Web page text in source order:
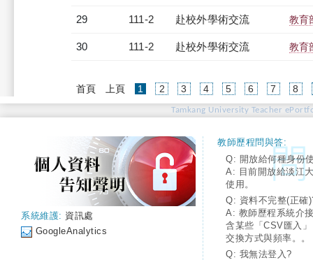
29 111-2 赴校外學術交流 教育
30 111-2 赴校外學術交流 教育
首頁 上頁 1 (current)
2 3 4 5 6 7 8
Tamkang University Teacher
系統維護: 資訊處
GoogleAnalytics
教師歷程問與答:
Q: 開放給何種身份
A: 目前開放給淡江
使用。
Q: 資料不完整(正確
A: 教師歷程系統介
含某些「CSV匯入
交換方式與頻率。。
Q: 我無法登入?